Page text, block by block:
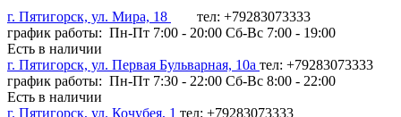
г. Пятигорск, ул. Мира, 18
тел: +79283073333
график работы: Пн-Пт 7:00 - 20:00 Сб-Вс 7:00 - 19:00
Есть в наличии
г. Пятигорск, ул. Первая Бульварная, 10а тел: +79283073333
график работы: Пн-Пт 7:30 - 22:00 Сб-Вс 8:00 - 22:00
Есть в наличии
г. Пятигорск, ул. Кочубея, 1 тел: +79283073333